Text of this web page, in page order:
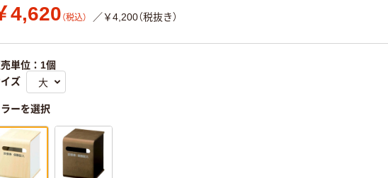
4,620 （税込） ／￥4,200（税抜き）
単位：1個
ズ
ーを選択